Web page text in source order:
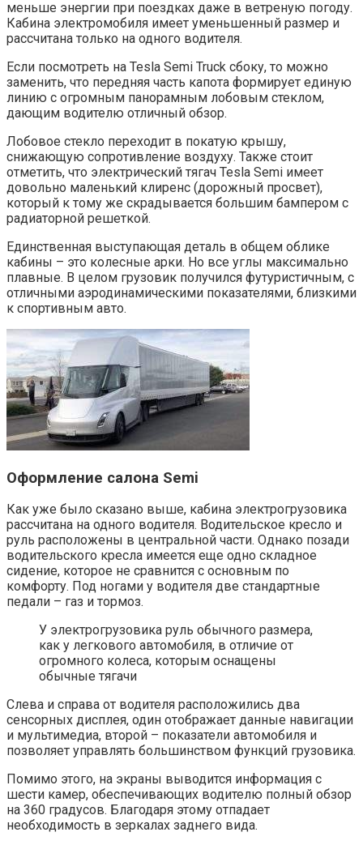
меньше энергии при поездках даже в ветреную погоду.
Кабина электромобиля имеет уменьшенный размер и
рассчитана только на одного водителя.
Если посмотреть на Tesla Semi Truck сбоку, то можно
заменить, что передняя часть капота формирует единую
линию с огромным панорамным лобовым стеклом,
дающим водителю отличный обзор.
Лобовое стекло переходит в покатую крышу,
снижающую сопротивление воздуху. Также стоит
отметить, что электрический тягач Tesla Semi имеет
довольно маленький клиренс (дорожный просвет),
который к тому же скрадывается большим бампером с
радиаторной решеткой.
Единственная выступающая деталь в общем облике
кабины – это колесные арки. Но все углы максимально
плавные. В целом грузовик получился футуристичным, с
отличными аэродинамическими показателями, близкими
к спортивным авто.
Оформление салона Semi
Как уже было сказано выше, кабина электрогрузовика
рассчитана на одного водителя. Водительское кресло и
руль расположены в центральной части. Однако позади
водительского кресла имеется еще одно складное
сидение, которое не сравнится с основным по
комфорту. Под ногами у водителя две стандартные
педали – газ и тормоз.
У электрогрузовика руль обычного размера,
как у легкового автомобиля, в отличие от
огромного колеса, которым оснащены
обычные тягачи
Слева и справа от водителя расположились два
сенсорных дисплея, один отображает данные навигации
и мультимедиа, второй – показатели автомобиля и
позволяет управлять большинством функций грузовика.
Помимо этого, на экраны выводится информация с
шести камер, обеспечивающих водителю полный обзор
на 360 градусов. Благодаря этому отпадает
необходимость в зеркалах заднего вида.